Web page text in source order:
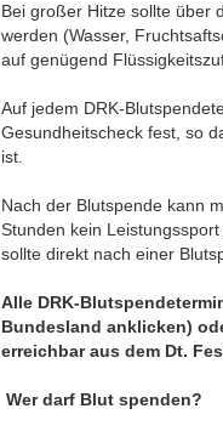
Bei großer Hitze sollte über
werden (Wasser,
auf genügend
Auf jedem DRK-
Gesundheitscheck fest, so
ist.
Nach der Blutspende kann
Stunden kein
sollte direkt nach einer
Alle DRK-
Bundesland anklicken)
erreichbar aus dem Dt.
Wer darf Blut spenden?